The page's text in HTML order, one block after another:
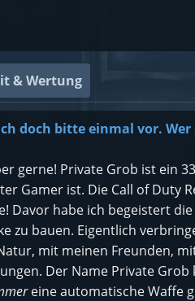
& Wertung
doch bitte einmal vor.
gerne! Private Grob ist ein
Gamer ist. Die Call of Duty
Davor habe ich begeistert
zu bauen. Eigentlich
mit meinen Freunden,
Der Name Private
eine automatische Waffe